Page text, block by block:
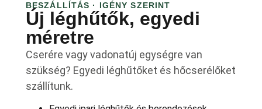
BESZÁLLÍTÁS · IGÉNY SZERINT
Új léghűtők, egyedi
méretre
Cserére vagy vadonatúj egységre van
szükség? Egyedi léghűtőket és hőcserélőket
szállítunk.